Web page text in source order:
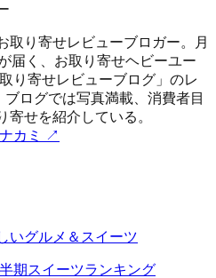
取り寄せレビューブロガー。月
届く、お取り寄せヘビーユー
り寄せレビューブログ」のレ
ログでは写真満載、消費者目
せを紹介している。
カミ
↗
いグルメ＆スイーツ
期スイーツランキング